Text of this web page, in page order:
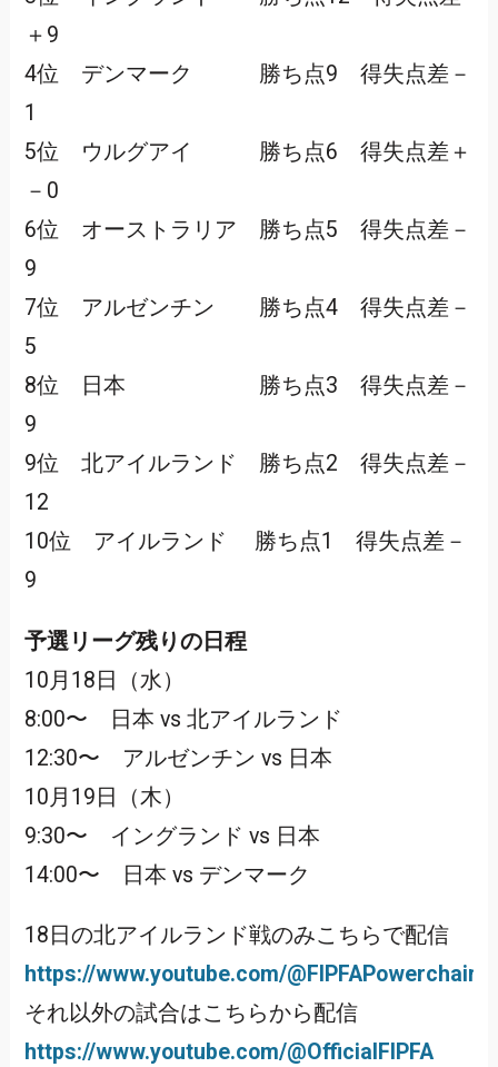
＋9
4位 デンマーク 勝ち点9 得失点差－
1
5位 ウルグアイ 勝ち点6 得失点差＋
－0
6位 オーストラリア 勝ち点5 得失点差－
9
7位 アルゼンチン 勝ち点4 得失点差－
5
8位 日本 勝ち点3 得失点差－
9
9位 北アイルランド 勝ち点2 得失点差－
12
10位 アイルランド 勝ち点1 得失点差－
9
予選リーグ残りの日程
10月18日（水）
8:00〜 日本 vs 北アイルランド
12:30〜 アルゼンチン vs 日本
10月19日（木）
9:30〜 イングランド vs 日本
14:00〜 日本 vs デンマーク
18日の北アイルランド戦のみこちらで配信
https://www.youtube.com/
それ以外の試合はこちらから配信
https://www.youtube.com/@OfficialFIPFA